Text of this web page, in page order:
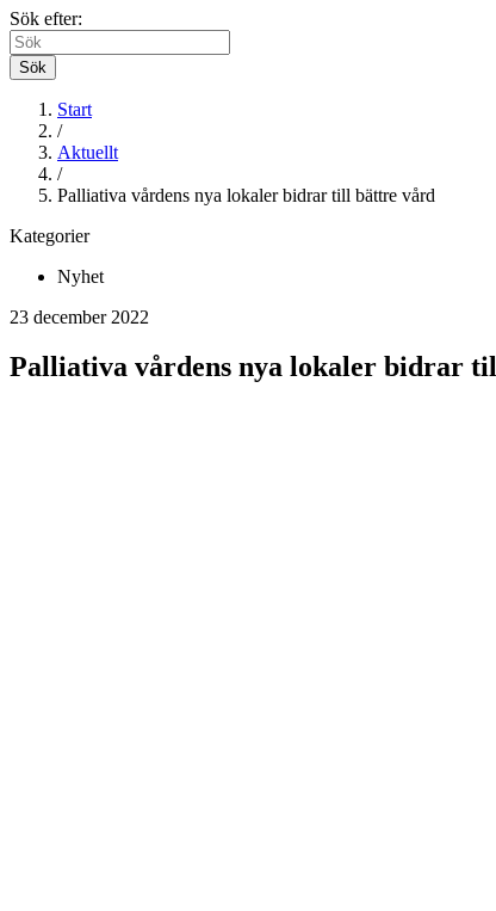
Sök efter:
Sök
Start
/
Aktuellt
/
Palliativa vårdens nya lokaler bidrar till bättre vård
Kategorier
Nyhet
23 december 2022
Palliativa vårdens nya lokaler bidrar